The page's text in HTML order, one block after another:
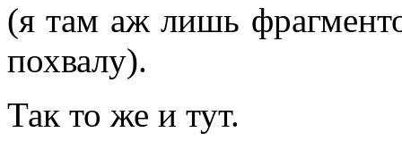
(я там аж лишь
похвалу).
Так то же и тут.